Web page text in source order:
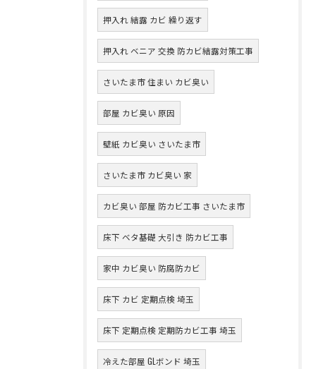
押入れ 結露 カビ 繰り返す
押入れ ベニア 交換 防カビ結露対策工事
さいたま市 住まい カビ臭い
部屋 カビ臭い 原因
壁紙 カビ臭い さいたま市
さいたま市 カビ臭い 家
カビ臭い 部屋 防カビ工事 さいたま市
床下 ベタ基礎 大引き 防カビ工事
家中 カビ臭い 防腐防カビ
床下 カビ 定期点検 埼玉
床下 定期点検 定期防カビ工事 埼玉
冷えた部屋 GLボンド 埼玉